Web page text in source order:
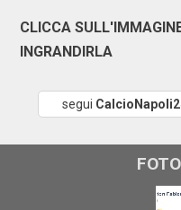
CLICCA
INGRANDIRLA
segui